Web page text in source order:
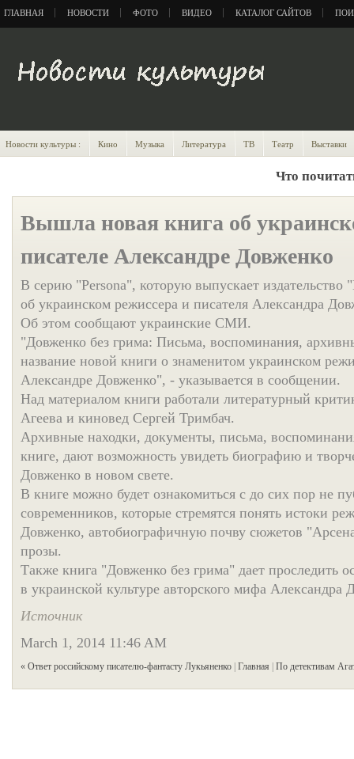
ГЛАВНАЯ НОВОСТИ ФОТО ВИДЕО КАТАЛОГ САЙТОВ
Новости культуры : Кино Музыка Литература ТВ Театр Выставки
Что
Вышла новая книга об
писателе Александре Довженко
В серию "Persona", которую выпускает издательство
об украинском режиссера и писателя Александра
Об этом сообщают украинские СМИ.
"Довженко без грима: Письма, воспоминания,
название новой книги о знаменитом украинском
Александре Довженко", - указывается в сообщении.
Над материалом книги работали литературный
Агеева и киновед Сергей Тримбач.
Архивные находки, документы, письма,
книге, дают возможность увидеть биографию и
Довженко в новом свете.
В книге можно будет ознакомиться с до сих пор не
современников, которые стремятся понять истоки
Довженко, автобиографичную почву сюжетов
прозы.
Также книга "Довженко без грима" дает проследить
в украинской культуре авторского мифа Александра
Источник
March 1, 2014 11:46 AM
« Ответ российскому писателю-фантасту Лукьяненко Главная По детективам